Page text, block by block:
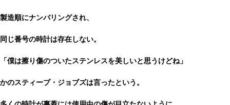
製造順にナンバリングされ、
同じ番号の時計は存在しない。
「僕は擦り傷のついたステンレスを美しいと思うけどね」
かのスティーブ・ジョブズは言ったという。